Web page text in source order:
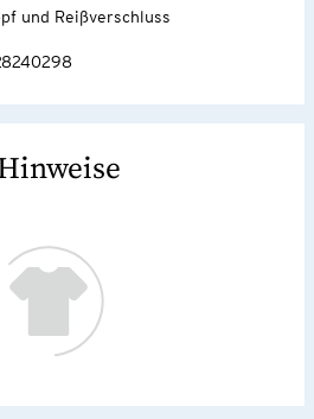
und Reißverschluss